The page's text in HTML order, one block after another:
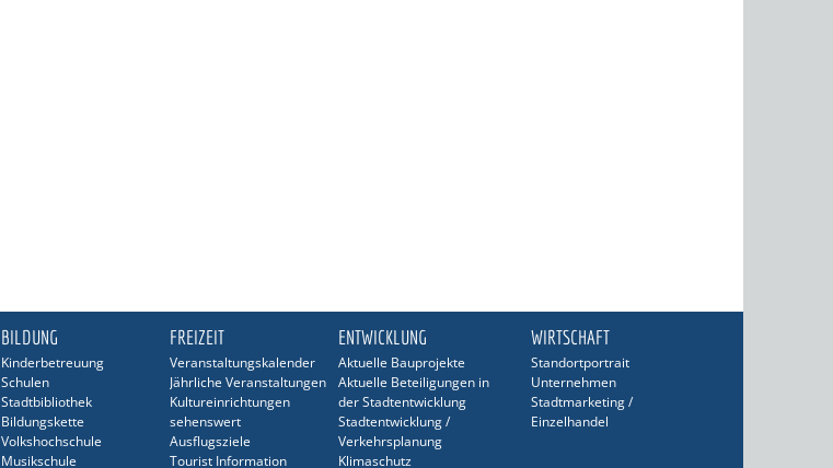
BILDUNG
Kinderbetreuung
Schulen
Stadtbibliothek
Bildungskette
Volkshochschule
Musikschule
FREIZEIT
Veranstaltungskalender
Jährliche Veranstaltungen
Kultureinrichtungen
sehenswert
Ausflugsziele
Tourist Information
ENTWICKLUNG
Aktuelle Bauprojekte
Aktuelle Beteiligungen in
der Stadtentwicklung
Stadtentwicklung /
Verkehrsplanung
Klimaschutz
WIRTSCHAFT
Standortportrait
Unternehmen
Stadtmarketing /
Einzelhandel